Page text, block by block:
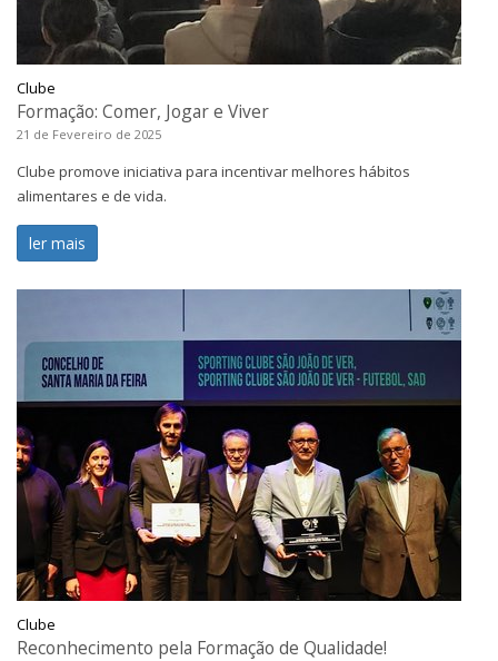
Clube
Formação: Comer, Jogar e Viver
21 de Fevereiro de 2025
Clube promove iniciativa para incentivar melhores hábitos
alimentares e de vida.
ler mais
Clube
Reconhecimento pela Formação de Qualidade!